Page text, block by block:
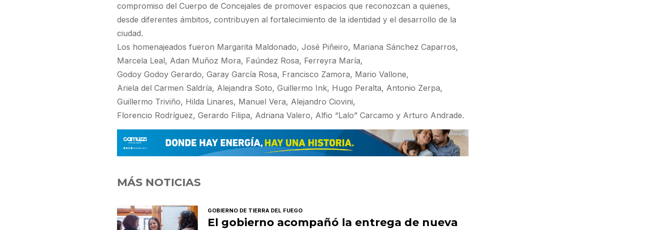
compromiso del Cuerpo de Concejales de promover espacios que reconozcan a quienes,
desde diferentes ámbitos, contribuyen al fortalecimiento de la identidad y el desarrollo de la
ciudad.
Los homenajeados fueron Margarita Maldonado, José Piñeiro, Mariana Sánchez Caparros,
Marcela Leal, Adan Muñoz Mora, Faúndez Rosa, Ferreyra María,
Godoy Godoy Gerardo, Garay García Rosa, Francisco Zamora, Mario Vallone,
Ariela del Carmen Saldría, Alejandra Soto, Guillermo Ink, Hugo Peralta, Antonio Zerpa,
Guillermo Triviño, Hilda Linares, Manuel Vera, Alejandro Ciovini,
Florencio Rodríguez, Gerardo Filipa, Adriana Valero, Alfio “Lalo” Carcamo y Arturo Andrade.
MÁS NOTICIAS
GOBIERNO DE TIERRA DEL FUEGO
El gobierno acompañó la entrega de nueva